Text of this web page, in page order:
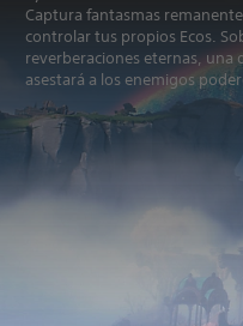
Captura fantasmas
controlar tus propios Ecos.
reverberaciones eternas, una
asestará a los enemigos